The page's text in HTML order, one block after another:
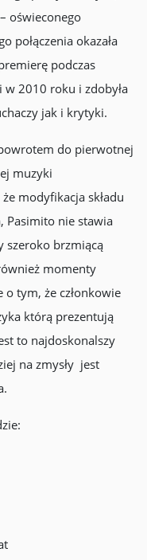
oświeconego
połączenia okazała
podczas
w 2010 roku i zdobyła
jak i krytyki.
do pierwotnej
muzyki
modyfikacja składu
Pasimito nie stawia
szeroko brzmiącą
momenty
tym, że członkowie
którą prezentują
to najdoskonalszy
na zmysły jest